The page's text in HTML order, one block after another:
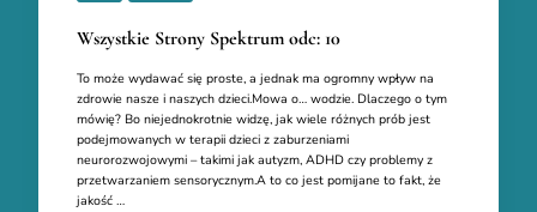
Wszystkie Strony Spektrum odc: 10
To może wydawać się proste, a jednak ma ogromny wpływ na
zdrowie nasze i naszych dzieci.Mowa o… wodzie. Dlaczego o tym
mówię? Bo niejednokrotnie widzę, jak wiele różnych prób jest
podejmowanych w terapii dzieci z zaburzeniami
neurorozwojowymi – takimi jak autyzm, ADHD czy problemy z
przetwarzaniem sensorycznym.A to co jest pomijane to fakt, że
jakość …